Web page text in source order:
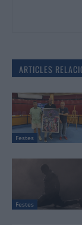
ARTICLES
Festes
Festes